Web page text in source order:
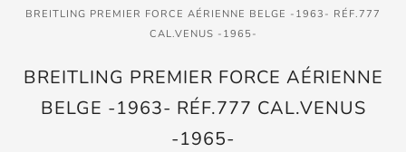
BREITLING PREMIER FORCE AÉRIENNE BELGE -1963- RÉF.777
CAL.VENUS -1965-
BREITLING PREMIER FORCE AÉRIENNE
BELGE -1963- RÉF.777 CAL.VENUS
-1965-